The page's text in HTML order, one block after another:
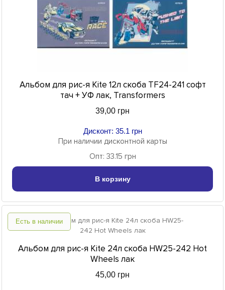
Альбом для рис-я Kite 12л скоба TF24-241 софт
тач + УФ лак, Transformers
39,00 грн
Дисконт: 35.1 грн
При наличии дисконтной карты
Опт: 33.15 грн
В корзину
Есть в наличии
Альбом для рис-я Kite 24л скоба HW25-242 Hot
Wheels лак
45,00 грн